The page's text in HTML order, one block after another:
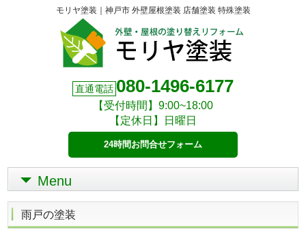
モリヤ塗装｜神戸市 外壁屋根塗装 店舗塗装 特殊塗装
直通電話 080-1496-6177
【受付時間】9:00~18:00
【定休日】日曜日
24時間お問合せフォーム
Menu
雨戸の塗装